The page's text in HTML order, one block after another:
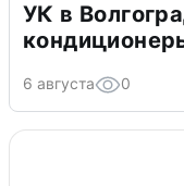
УК в
6 августа 0